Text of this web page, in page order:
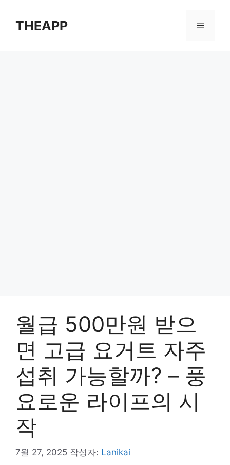
THEAPP 메
월급 500만원 받으
면 고급 요거트 자주
섭취 가능할까? – 풍
요로운 라이프의 시
작
7월 27, 2025 작성자: Lanikai